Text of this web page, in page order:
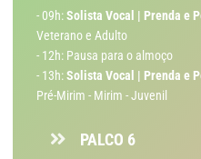
- 09h:Solista Vocal | Prenda e
Veterano e Adulto
- 12h: Pausa para o almoço
- 13h:Solista Vocal | Prenda e
Pré-Mirim - Mirim - Juvenil
PALCO 6